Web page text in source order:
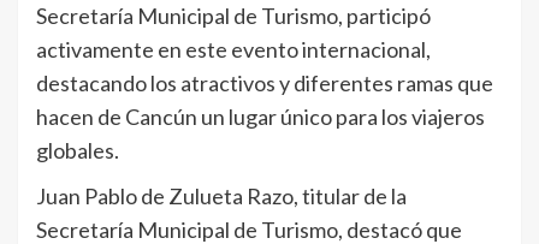
Secretaría Municipal de Turismo, participó
activamente en este evento internacional,
destacando los atractivos y diferentes ramas que
hacen de Cancún un lugar único para los viajeros
globales.
Juan Pablo de Zulueta Razo, titular de la
Secretaría Municipal de Turismo, destacó que